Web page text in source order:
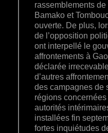
rassemblements
Bamako et
ouverte. De plus,
de l’opposition
ont interpellé le
affrontements à
déclarée
d’autres
des campagnes de
régions
autorités
installées fin
fortes inquiétudes